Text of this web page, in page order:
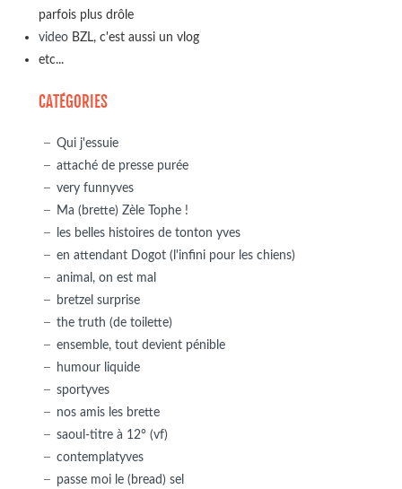
parfois plus drôle
videoBZL, c'est aussi un vlog
etc...
CATÉGORIES
Qui j'essuie
attaché de presse purée
very funnyves
Ma (brette) Zèle Tophe !
les belles histoires de tonton yves
en attendant Dogot (l'infini pour les chiens)
animal, on est mal
bretzel surprise
the truth (de toilette)
ensemble, tout devient pénible
humour liquide
sportyves
nos amis les brette
saoul-titre à 12° (vf)
contemplatyves
passe moi le (bread) sel